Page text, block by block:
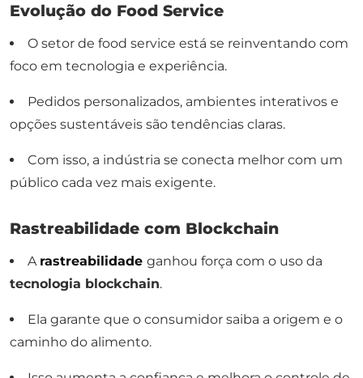
Evolução do Food Service
O setor de food service está se reinventando com
foco em tecnologia e experiência.
Pedidos personalizados, ambientes interativos e
opções sustentáveis são tendências claras.
Com isso, a indústria se conecta melhor com um
público cada vez mais exigente.
Rastreabilidade com Blockchain
A rastreabilidade ganhou força com o uso da
tecnologia blockchain.
Ela garante que o consumidor saiba a origem e o
caminho do alimento.